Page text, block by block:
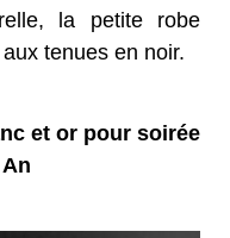
la petite robe
tenues en noir.
et or pour soirée